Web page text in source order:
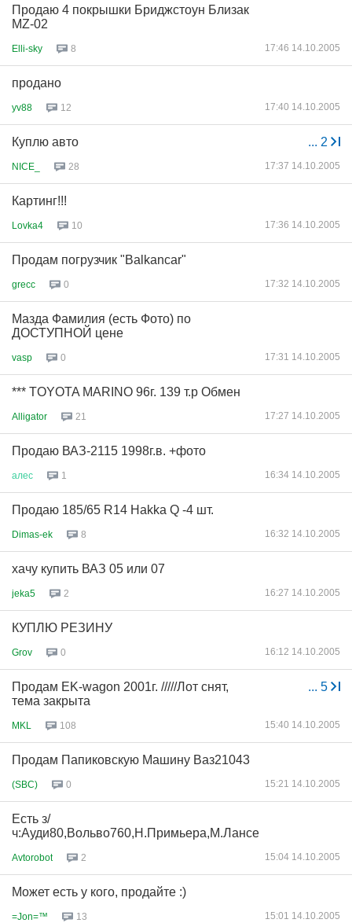
Продаю 4 покрышки Бриджстоун Близак
MZ-02
Elli-sky 8 17:46 14.10.2005
продано
yv88 12 17:40 14.10.2005
... 2
Куплю авто
NICE_ 28 17:37 14.10.2005
Картинг!!!
Lovka4 10 17:36 14.10.2005
Продам погрузчик "Balkancar"
grecc 0 17:32 14.10.2005
Мазда Фамилия (есть Фото) по
ДОСТУПНОЙ цене
vasp 0 17:31 14.10.2005
*** TOYOTA MARINO 96г. 139 т.р Обмен
Alligator 21 17:27 14.10.2005
Продаю ВАЗ-2115 1998г.в. +фото
алес 1 16:34 14.10.2005
Продаю 185/65 R14 Hakka Q -4 шт.
Dimas-ek 8 16:32 14.10.2005
хачу купить ВАЗ 05 или 07
jeka5 2 16:27 14.10.2005
КУПЛЮ РЕЗИНУ
Grov 0 16:12 14.10.2005
... 5
Продам EK-wagon 2001г. /////Лот снят,
тема закрыта
MKL 108 15:40 14.10.2005
Продам Папиковскую Машину Ваз21043
(SBC) 0 15:21 14.10.2005
Есть з/
ч:Ауди80,Вольво760,Н.Примьера,М.Лансер,Т.Королла
Avtorobot 2 15:04 14.10.2005
Может есть у кого, продайте :)
=Jon=™ 13 15:01 14.10.2005